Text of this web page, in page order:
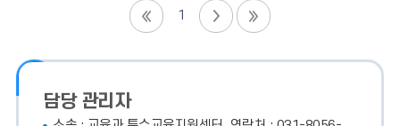
1
담당 관리자